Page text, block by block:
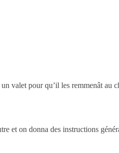
valet pour qu’il les remmenât au
et on donna des instructions